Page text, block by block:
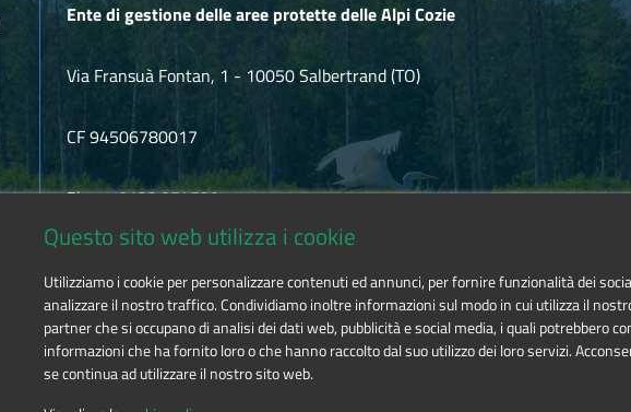
Ente di gestione delle aree protette delle Alpi Cozie
Via Fransuà Fontan, 1 - 10050 Salbertrand (TO)
CF 94506780017
Phone 0122.854720
Questo sito web utilizza i cookie
Utilizziamo i cookie per personalizzare contenuti ed annunci, per fornire funzionalità dei
analizzare il nostro traffico. Condividiamo inoltre informazioni sul modo in cui utilizza il
partner che si occupano di analisi dei dati web, pubblicità e social media, i quali potrebbero
informazioni che ha fornito loro o che hanno raccolto dal suo utilizzo dei loro servizi.
se continua ad utilizzare il nostro sito web.